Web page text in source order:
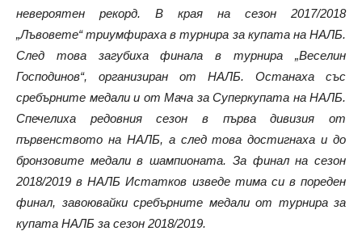
невероятен рекорд. В края на сезон 2017/2018
„Лъвовете“ триумфираха в турнира за купата на НАЛБ.
След това загубиха финала в турнира „Веселин
Господинов“, организиран от НАЛБ. Останаха със
сребърните медали и от Мача за Суперкупата на НАЛБ.
Спечелиха редовния сезон в първа дивизия от
първенството на НАЛБ, а след това достигнаха и до
бронзовите медали в шампионата. За финал на сезон
2018/2019 в НАЛБ Истатков изведе тима си в пореден
финал, завоювайки сребърните медали от турнира за
купата НАЛБ за сезон 2018/2019.